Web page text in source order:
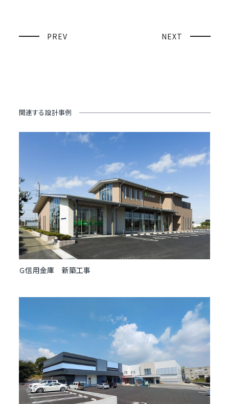
PREV NEXT
関連する設計事例
Ｇ信用金庫 新築工事